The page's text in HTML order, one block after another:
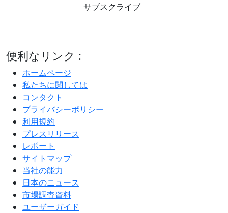
サブスクライブ
便利なリンク :
ホームページ
私たちに関しては
コンタクト
プライバシーポリシー
利用規約
プレスリリース
レポート
サイトマップ
当社の能力
日本のニュース
市場調査資料
ユーザーガイド